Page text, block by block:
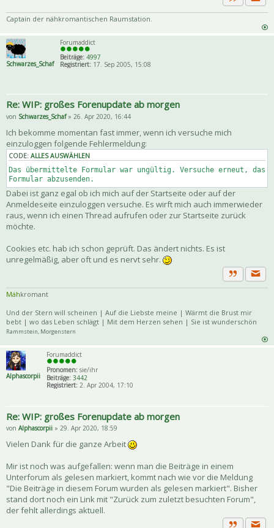
Zitat
Captain der nähkromantischen Raumstation.
Schwarzes_Schaf
Forumaddict
Beiträge: 4997
Registriert: 17. Sep 2005, 15:08
Re: WIP: großes Forenupdate ab morgen
von Schwarzes_Schaf» 26. Apr 2020, 16:44
Ich bekomme momentan fast immer, wenn ich versuche mich
einzuloggen folgende Fehlermeldung:
CODE: ALLES AUSWÄHLEN
Das übermittelte Formular war ungültig. Versuche erneut, das
Formular abzusenden.
Dabei ist ganz egal ob ich mich auf der Startseite oder auf der
Anmeldeseite einzuloggen versuche. Es wirft mich auch immerwieder
raus, wenn ich einen Thread aufrufen oder zur Startseite zurück
möchte.
Cookies etc. hab ich schon geprüft. Das ändert nichts. Es ist
unregelmäßig, aber oft und es nervt sehr.
Zitat
Mähkromant
Und der Stern will scheinen | Auf die Liebste meine | Wärmt die Brust mir
bebt | wo das Leben schlägt | Mit dem Herzen sehen | Sie ist wunderschön
Rammstein, Morgenstern
Alphascorpii
Forumaddict
Pronomen: sie/ihr
Beiträge: 3442
Registriert: 2. Apr 2004, 17:10
Re: WIP: großes Forenupdate ab morgen
von Alphascorpii » 29. Apr 2020, 18:59
Vielen Dank für die ganze Arbeit
Mir ist noch was aufgefallen: wenn man die Beiträge in einem
Unterforum als gelesen markiert, kommt nach wie vor die Meldung
"Die Beiträge in diesem Forum wurden als gelesen markiert". Bisher
stand dort noch ein Link mit "Zurück zum zuletzt besuchten Forum",
der fehlt allerdings aktuell.